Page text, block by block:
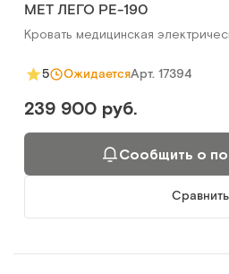
MET ЛЕГО РЕ-190
Кровать медицинская
5 ОжидаетсяАрт. 17394
239 900 руб.
Сообщить о
Сравнить